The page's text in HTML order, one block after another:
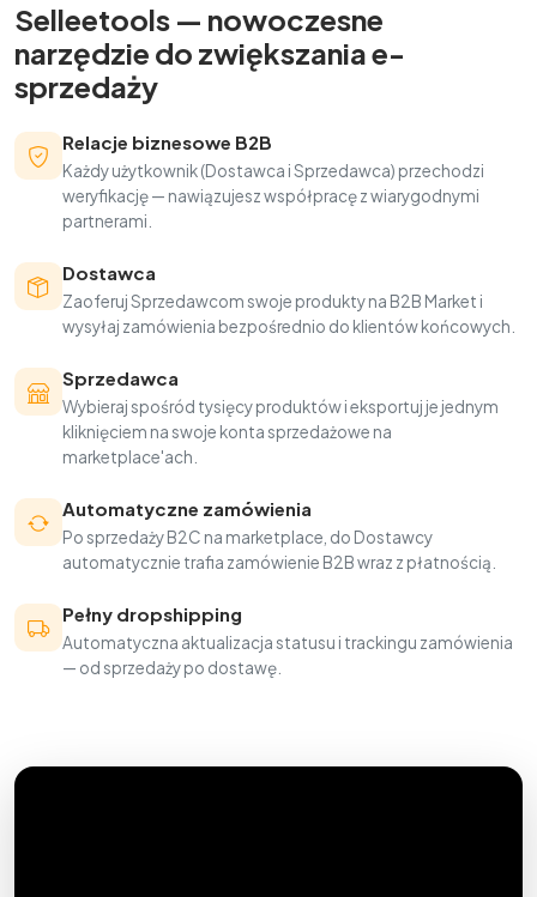
Selleetools — nowoczesne
narzędzie do zwiększania e-
sprzedaży
Relacje biznesowe B2B
Każdy użytkownik (Dostawca i Sprzedawca) przechodzi
weryfikację — nawiązujesz współpracę z wiarygodnymi
partnerami.
Dostawca
Zaoferuj Sprzedawcom swoje produkty na B2B Market i
wysyłaj zamówienia bezpośrednio do klientów końcowych.
Sprzedawca
Wybieraj spośród tysięcy produktów i eksportuj je jednym
kliknięciem na swoje konta sprzedażowe na
marketplace'ach.
Automatyczne zamówienia
Po sprzedaży B2C na marketplace, do Dostawcy
automatycznie trafia zamówienie B2B wraz z płatnością.
Pełny dropshipping
Automatyczna aktualizacja statusu i trackingu zamówienia
— od sprzedaży po dostawę.